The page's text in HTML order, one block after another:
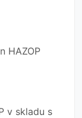
HAZOP
v skladu s